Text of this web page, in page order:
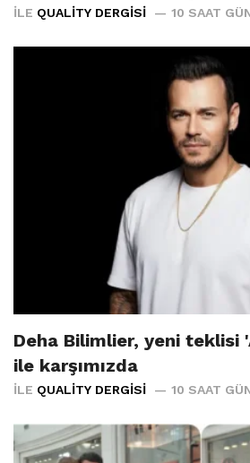
İLE QUALITY DERGISI 10 SAAT
Deha Bilimlier, yeni teklisi
ile karşımızda
İLE QUALITY DERGISI 10 SAAT